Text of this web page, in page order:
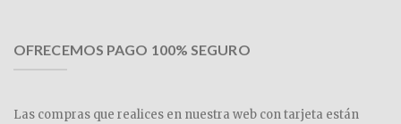
OFRECEMOS PAGO 100% SEGURO
Las compras que realices en nuestra web con tarjeta están